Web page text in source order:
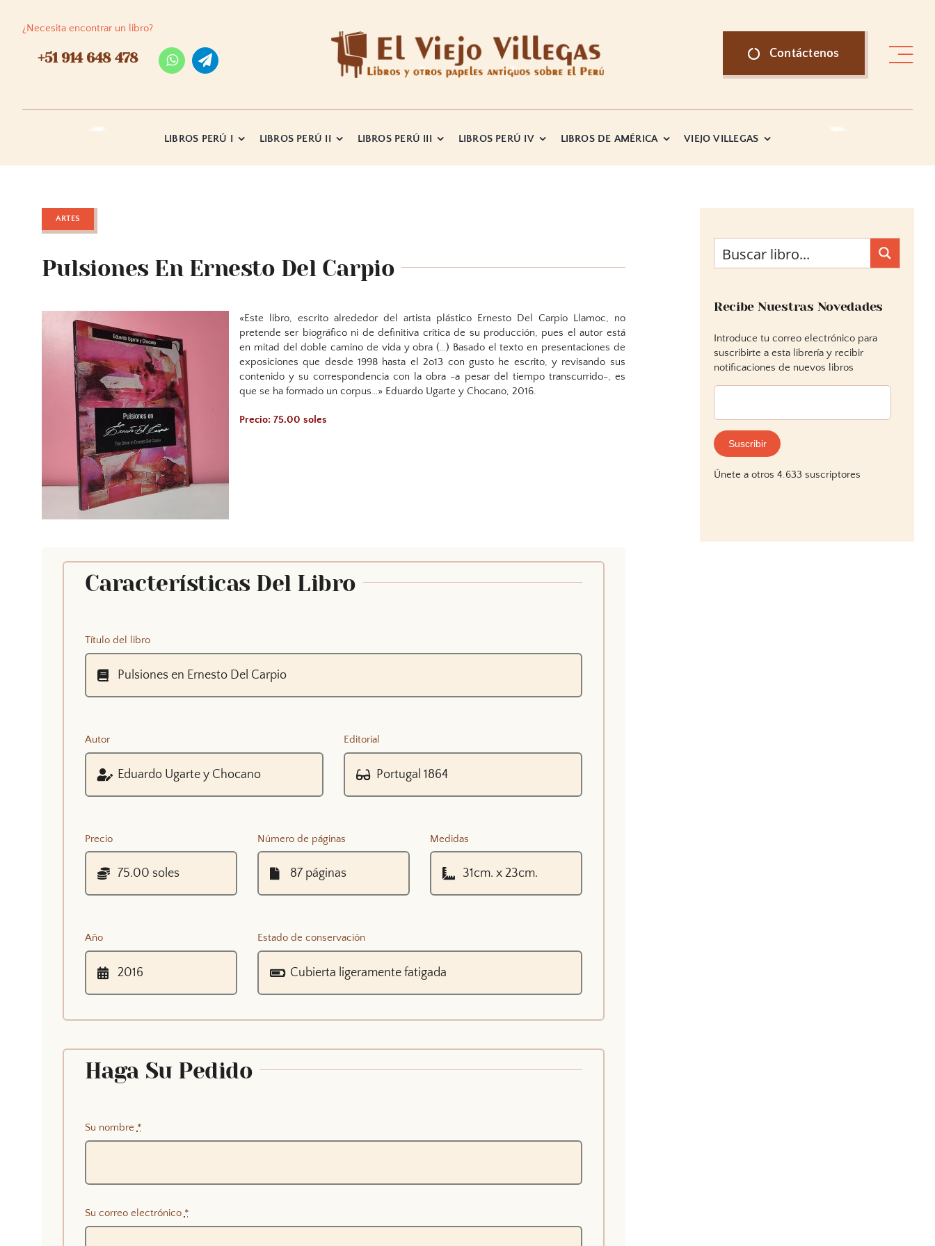
content
¿Necesita encontrar un libro?
+51 914 648 478 Contáctenos
LIBROS PERÚ I LIBROS PERÚ II LIBROS PERÚ III LIBROS PERÚ IV LIBROS DE AMÉRICA VIEJO VILLEGAS
ARTES
Pulsiones En Ernesto Del Carpio
«Este libro, escrito alrededor del artista plástico Ernesto Del Carpio Llamoc, no
pretende ser biográfico ni de definitiva crítica de su producción, pues el autor está
en mitad del doble camino de vida y obra (…) Basado el texto en presentaciones de
exposiciones que desde 1998 hasta el 2o13 con gusto he escrito, y revisando sus
contenido y su correspondencia con la obra -a pesar del tiempo transcurrido-, es
que se ha formado un corpus…» Eduardo Ugarte y Chocano, 2016.
Precio: 75.00 soles
Características Del Libro
Título del libro
Autor Editorial
Precio Número de páginas Medidas
Año Estado de conservación
Haga Su Pedido
Su nombre *
Su correo electrónico *
Recibe Nuestras Novedades
Introduce tu correo electrónico para
suscribirte a esta librería y recibir
notificaciones de nuevos libros
Dirección
correo
electrónico:
Suscribir
Únete a otros 4.633 suscriptores